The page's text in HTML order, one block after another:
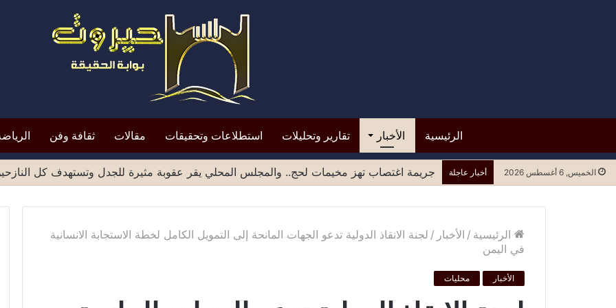
الرئيسية الأخبار تقارير وتحليلات استطلاعات وتحقيقات مقالات ثقافة وفن
الخميس, 6 أغسطس 2026 أخبار عاجلة قرار من حكومة عدن بوقف تعميد الشهادات الصادرة من مناطق صنعاء يثير موجة انتقادات
الرئيسية / الأخبار / لجنة الانقاذ الدولية تدعو الجهات المانحة إلى التمويل الكامل لخطة الاستجابة الانسانية
في اليمن
الأخبار محليات